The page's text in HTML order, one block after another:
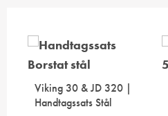
Viking 30 & JD 320 |
Handtagssats Stål